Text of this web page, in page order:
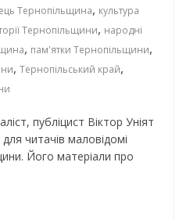
Тернопільщина, культура
Тернопільщини, народні
, пам'ятки Тернопільщини,
,Тернопільський край,
публіцист Віктор Уніят
читачів маловідомі
Його матеріали про